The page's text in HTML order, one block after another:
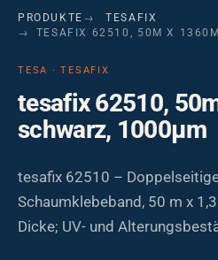
PRODUKTE
TESAFIX
TESAFIX 62510, 50M X
TESA · TESAFIX
tesafix 62510,
schwarz, 1000µm
tesafix 62510 –
Schaumklebeband, 50 m x
Dicke; UV- und